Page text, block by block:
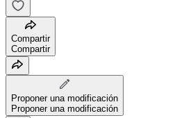
Compartir
Compartir
Proponer una modificación
Proponer una modificación